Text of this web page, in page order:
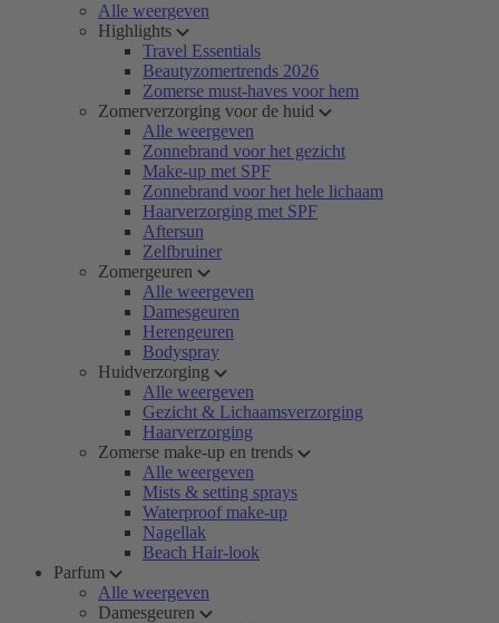
Alle weergeven
Highlights
Travel Essentials
Beautyzomertrends 2026
Zomerse must-haves voor hem
Zomerverzorging voor de huid
Alle weergeven
Zonnebrand voor het gezicht
Make-up met SPF
Zonnebrand voor het hele lichaam
Haarverzorging met SPF
Aftersun
Zelfbruiner
Zomergeuren
Alle weergeven
Damesgeuren
Herengeuren
Bodyspray
Huidverzorging
Alle weergeven
Gezicht & Lichaamsverzorging
Haarverzorging
Zomerse make-up en trends
Alle weergeven
Mists & setting sprays
Waterproof make-up
Nagellak
Beach Hair-look
Parfum
Alle weergeven
Damesgeuren